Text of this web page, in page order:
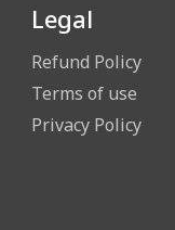
Legal
Refund Policy
Terms of use
Privacy Policy